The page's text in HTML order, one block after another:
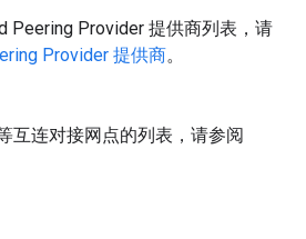
Peering Provider 提供商列表，请
Provider 提供商。
互连对接网点的列表，请参阅